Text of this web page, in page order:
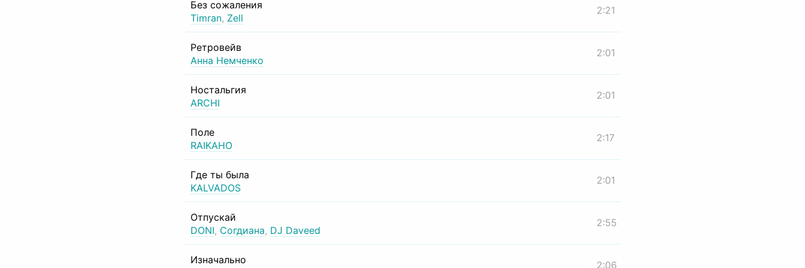
Без сожаления
Timran, Zell
2:21
Ретровейв
Анна Немченко
2:01
Ностальгия
ARCHI
2:01
Поле
RAIKAHO
2:17
Где ты была
KALVADOS
2:01
Отпускай
DONI, Согдиана, DJ Daveed
2:55
Изначально
2:06